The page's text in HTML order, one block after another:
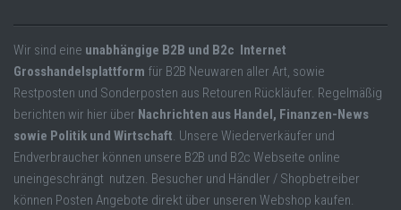
Wir sind eine unabhängige B2B und B2c Internet
Grosshandelsplattform für B2B Neuwaren aller Art, sowie
Restposten und Sonderposten aus Retouren Rückläufer. Regelmäßig
berichten wir hier über Nachrichten aus Handel, Finanzen-News
sowie Politik und Wirtschaft. Unsere Wiederverkäufer und
Endverbraucher können unsere B2B und B2c Webseite online
uneingeschrängt nutzen. Besucher und Händler / Shopbetreiber
können Posten Angebote direkt über unseren Webshop kaufen.